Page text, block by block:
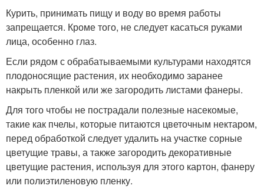
Курить, принимать пищу и воду во время работы
запрещается. Кроме того, не следует касаться руками
лица, особенно глаз.
Если рядом с обрабатываемыми культурами находятся
плодоносящие растения, их необходимо заранее
накрыть пленкой или же загородить листами фанеры.
Для того чтобы не пострадали полезные насекомые,
такие как пчелы, которые питаются цветочным нектаром,
перед обработкой следует удалить на участке сорные
цветущие травы, а также загородить декоративные
цветущие растения, используя для этого картон, фанеру
или полиэтиленовую пленку.